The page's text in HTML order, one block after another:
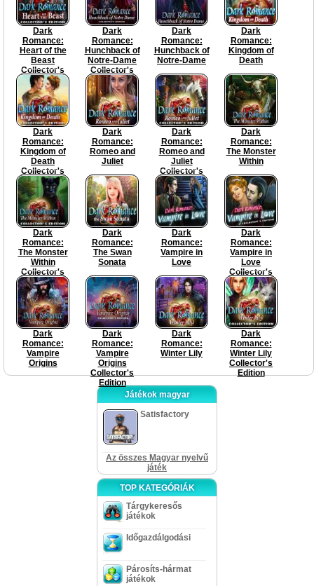
Dark
Romance:
Heart of the
Beast
Collector's
Edition
Dark
Romance:
Hunchback of
Notre-Dame
Collector's
Edition
Dark
Romance:
Hunchback of
Notre-Dame
Dark
Romance:
Kingdom of
Death
Dark
Romance:
Kingdom of
Death
Collector's
Edition
Dark
Romance:
Romeo and
Juliet
Dark
Romance:
Romeo and
Juliet
Collector's
Edition
Dark
Romance:
The Monster
Within
Dark
Romance:
The Monster
Within
Collector's
Edition
Dark
Romance:
The Swan
Sonata
Dark
Romance:
Vampire in
Love
Dark
Romance:
Vampire in
Love
Collector's
Edition
Dark
Romance:
Vampire
Origins
Dark
Romance:
Vampire
Origins
Collector's
Edition
Dark
Romance:
Winter Lily
Dark
Romance:
Winter Lily
Collector's
Edition
Játékok magyar
Satisfactory
Az összes Magyar nyelvű
játék
TOP KATEGÓRIÁK
Tárgykeresős
játékok
Időgazdálgodási
Párosíts-hármat
játékok